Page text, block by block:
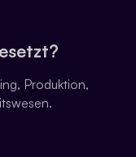
Produktion,